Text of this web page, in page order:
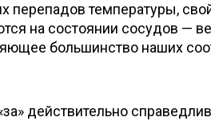
перепадов температуры,
на состоянии сосудов —
большинство наших
действительно